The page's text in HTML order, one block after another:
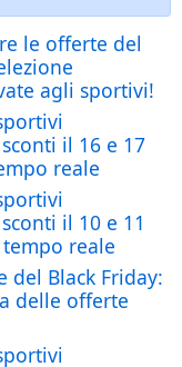
le offerte del
agli sportivi!
il 16 e 17
reale
il 10 e 11
reale
del Black Friday:
delle offerte